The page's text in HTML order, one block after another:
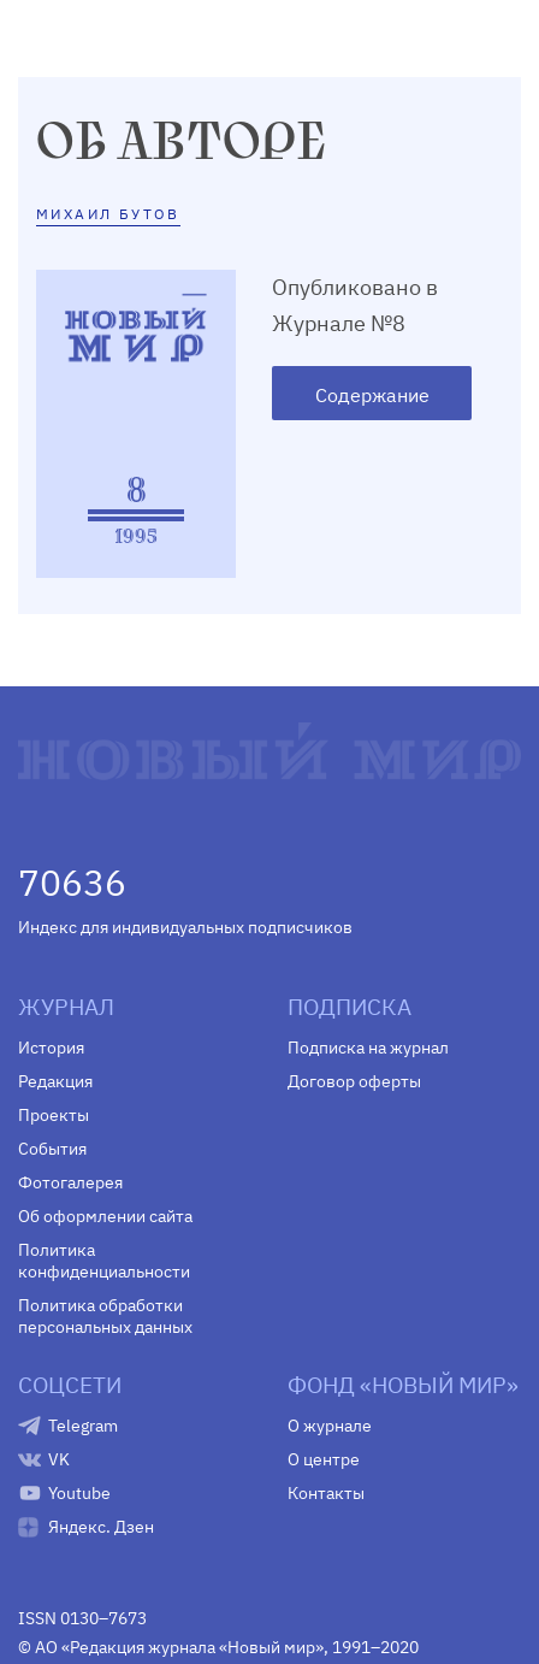
ОБ АВТОРЕ
МИХАИЛ БУТОВ
8
1995
Опубликовано в
Журнале №8
Содержание
70636
Индекс для индивидуальных подписчиков
ЖУРНАЛ
История
Редакция
Проекты
События
Фотогалерея
Об оформлении сайта
Политика
конфиденциальности
Политика обработки
персональных данных
ПОДПИСКА
Подписка на журнал
Договор оферты
СОЦСЕТИ
Telegram
VK
Youtube
Яндекс. Дзен
ФОНД «НОВЫЙ МИР»
О журнале
О центре
Контакты
ISSN 0130–7673
© АО «Редакция журнала «Новый мир», 1991–2020